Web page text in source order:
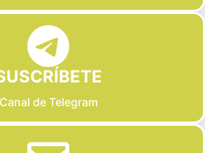
Canal de Telegram